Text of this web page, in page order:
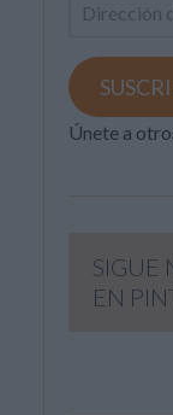
email
Únete a
SIGUE
EN